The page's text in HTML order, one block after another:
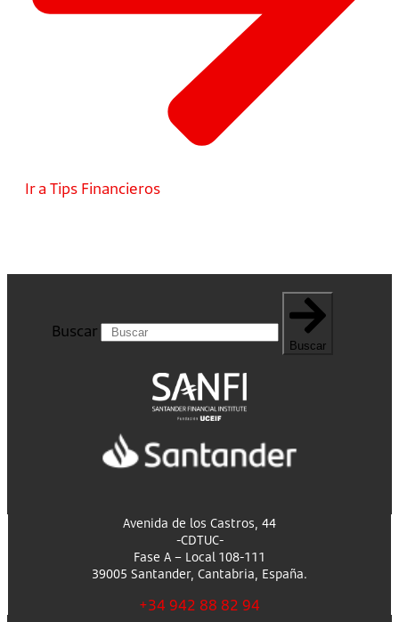
Ir a Tips Financieros
Buscar
Buscar
Avenida de los Castros, 44
-CDTUC-
Fase A – Local 108-111
39005 Santander, Cantabria, España.
+34 942 88 82 94